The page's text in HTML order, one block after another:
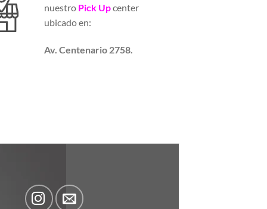
nuestro Pick Upcenter
ubicado en:
Av. Centenario 2758.